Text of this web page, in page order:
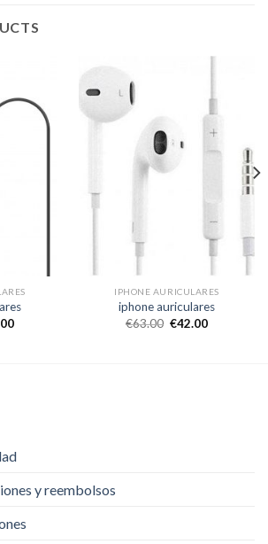
IPHONE AURICULARES
iphone auriculares
€63.00 €42.00
y reembolsos